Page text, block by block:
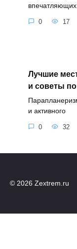
0 17
Лучшие
и советы
и активного
0 32
© 2026 Zextrem.ru